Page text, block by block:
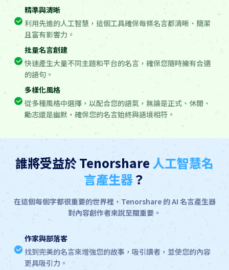
精準與清晰
利用先進的人工智慧，這個工具確保每條名言都清晰、簡潔
且富有影響力。
批量名言創建
快速產生大量不同主題和平台的名言，確保您隨時擁有合適
的語句。
多樣化風格
從多種風格中選擇，以配合您的語氣，無論是正式、休閒、
勵志還是幽默，確保您的名言始終與語境相符。
誰將受益於 Tenorshare 人工智慧名
言產生器？
在這個每個字都很重要的世界裡，Tenorshare 的 AI 名言產生器
對內容創作者來說至關重要。
作家與部落客
找到完美的名言來增強您的故事，吸引讀者，並使您的內容
更具吸引力。